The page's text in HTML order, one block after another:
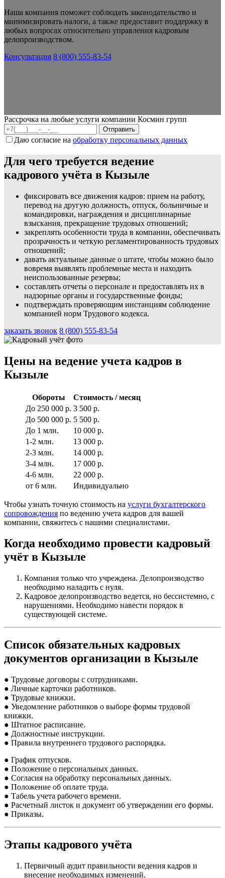
Наша компания поможет соблюдать законодательство и
минимизировать налоги, а также предоставит поддержку в
любых вопросах относительно управления кадровым
делопроизводством.
Консультация 8 (800) 555-83-54
Рассрочка на любые услуги компании Космин групп
Даю согласие на обработку персональных данных
Для чего требуется ведение
кадрового учёта в Кызыле
фиксировать все движения кадров: прием на работу,
перевод на другую должность, отпуск, больничные и
командировки, награждения и дисциплинарные
взыскания, прекращение трудовых отношений;
закреплять особенности труда в компании, обеспечивать
прозрачность и четкую регламентированность трудовых
отношений;
давать актуальные данные о штате, чтобы можно было
вовремя выявлять проблемные места и находить
неиспользованные резервы;
составлять отчеты о персонале и предоставлять их в
надзорные органы и государственные фонды;
подтверждать проверяющим инстанциям соблюдение
компанией норм Трудового кодекса.
заказать звонок 8 (800) 555-83-54
Цены на ведение учета кадров в
Кызыле
Обороты
Стоимость / месяц
До 250 000 р. 3 500 р.
До 500 000 р. 5 500 р.
До 1 млн.
10 000 р.
1-2 млн.
13 000 р.
2-3 млн.
14 000 р.
3-4 млн.
17 000 р.
4-6 млн.
22 000 р.
от 6 млн.
Индивидуально
Чтобы узнать точную стоимость на услуги бухгалтерского
сопровождения по ведению учета кадров для вашей
компании, свяжитесь с нашими специалистами.
Когда необходимо провести кадровый
учёт в Кызыле
Компания только что учреждена. Делопроизводство
необходимо наладить с нуля.
Кадровое делопроизводство ведется, но бессистемно, с
нарушениями. Необходимо навести порядок в
существующей системе.
Список обязательных кадровых
документов организации в Кызыле
● Трудовые договоры с сотрудниками.
● Личные карточки работников.
● Трудовые книжки.
● Уведомление работников о выборе формы трудовой
книжки.
● Штатное расписание.
● Должностные инструкции.
● Правила внутреннего трудового распорядка.
● График отпусков.
● Положение о персональных данных.
● Согласия на обработку персональных данных.
● Положение об оплате труда.
● Табель учета рабочего времени.
● Расчетный листок и документ об утверждении его формы.
● Приказы.
Этапы кадрового учёта
Первичный аудит правильности ведения кадров и
внесение необходимых изменений.